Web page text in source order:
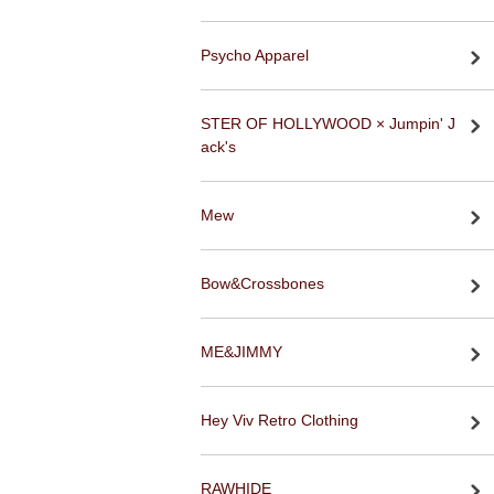
Psycho Apparel
STER OF HOLLYWOOD × Jumpin' J
ack's
Mew
Bow&Crossbones
ME&JIMMY
Hey Viv Retro Clothing
RAWHIDE